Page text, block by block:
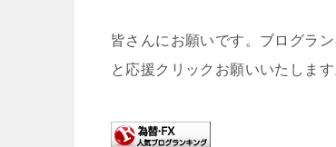
皆さんにお願いです。ブログラ
と応援クリックお願いいたします